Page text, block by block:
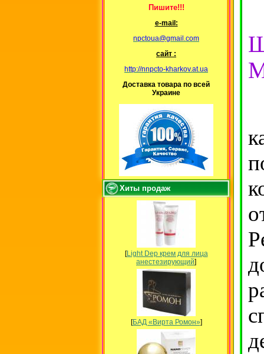
Пишите!!!
е-mail:
npctoua@gmail.com
сайт :
http://nnpcto-kharkov.at.ua
Доставка товара по всей
Украине
Хиты продаж
[Light Dep крем для лица
анестезирующий]
[БАД «Вирта Ромон»]